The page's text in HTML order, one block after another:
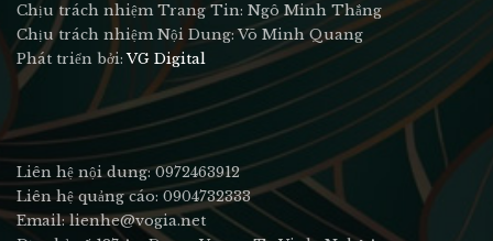
Chịu trách nhiệm Trang Tin: Ngô Minh Thắng
Chịu trách nhiệm Nội Dung: Võ Minh Quang
Phát triển bởi:VG Digital
Liên hệ nội dung: 0972463912
Liên hệ quảng cáo: 0904732333
Email: lienhe@vogia.net